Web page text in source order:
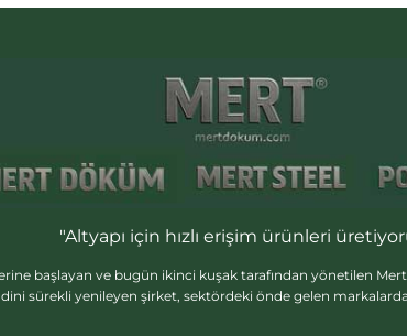
"Altyapı için hızlı erişim ürünleri
başlayan ve bugün ikinci kuşak tarafından yönetilen
sürekli yenileyen şirket, sektördeki önde gelen